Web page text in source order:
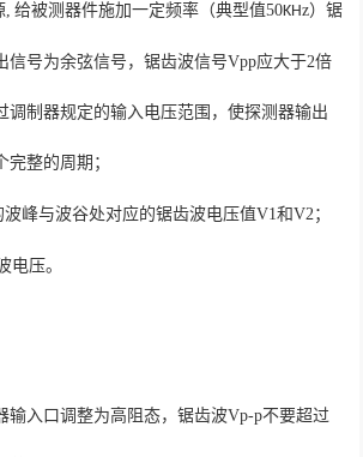
, 给被测器件施加一定频率（典型值50KHz）锯
信号为余弦信号，锯齿波信号Vpp应大于2倍
调制器规定的输入电压范围，使探测器输出
整的周期；
峰与波谷处对应的锯齿波电压值V1和V2；
电压。
输入口调整为高阻态，锯齿波Vp-p不要超过